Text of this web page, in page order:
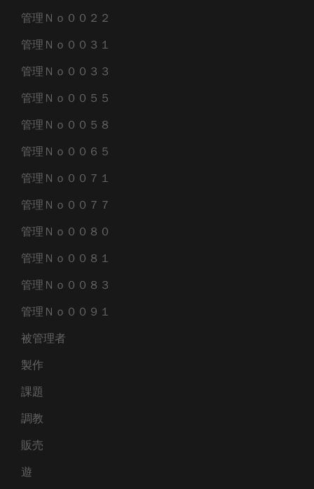
管理Ｎｏ００２２
管理Ｎｏ００３１
管理Ｎｏ００３３
管理Ｎｏ００５５
管理Ｎｏ００５８
管理Ｎｏ００６５
管理Ｎｏ００７１
管理Ｎｏ００７７
管理Ｎｏ００８０
管理Ｎｏ００８１
管理Ｎｏ００８３
管理Ｎｏ００９１
被管理者
製作
課題
調教
販売
遊